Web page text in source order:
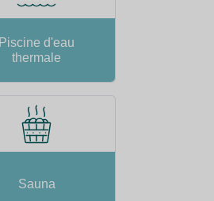
Piscine d'eau
thermale
Sauna